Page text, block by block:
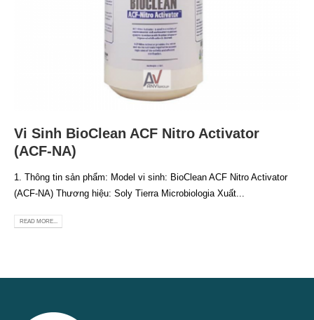
Vi Sinh BioClean ACF Nitro Activator
(ACF-NA)
1. Thông tin sản phẩm: Model vi sinh: BioClean ACF Nitro Activator
(ACF-NA) Thương hiệu: Soly Tierra Microbiologia Xuất...
READ MORE...